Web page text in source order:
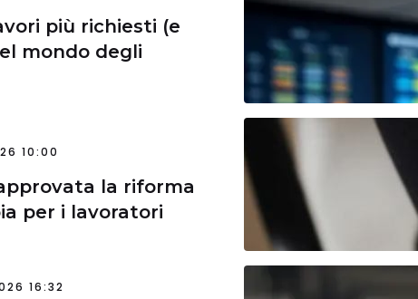
più richiesti (e
mondo degli
10:00
la riforma
per i lavoratori
16:32